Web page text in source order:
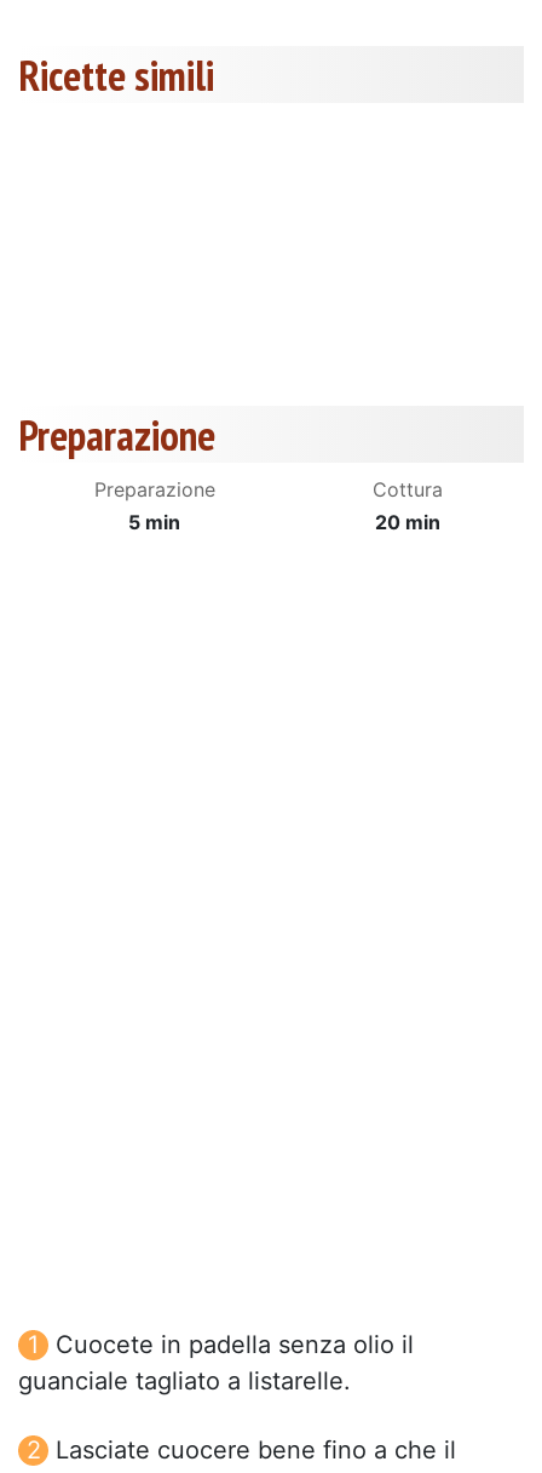
Ricette simili
Preparazione
Preparazione
5 min
Cottura
20 min
Cuocete in padella senza olio il
guanciale tagliato a listarelle.
Lasciate cuocere bene fino a che il